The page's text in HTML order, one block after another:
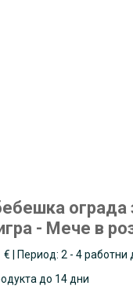
ограда
- Мече в
€ | Период: 2 - 4 работни
до 14 дни